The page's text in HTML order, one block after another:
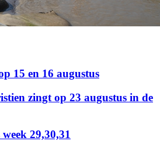
15 en 16 augustus
zingt op 23 augustus in de
29,30,31